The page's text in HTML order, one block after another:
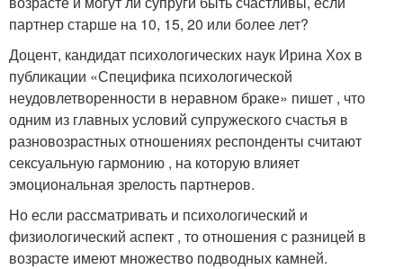
партнер старше на 10, 15, 20 или более лет?
Доцент, кандидат психологических наук Ирина Хох в
публикации «Специфика психологической
неудовлетворенности в неравном браке» пишет , что
одним из главных условий супружеского счастья в
разновозрастных отношениях респонденты считают
сексуальную гармонию , на которую влияет
эмоциональная зрелость партнеров.
Но если рассматривать и психологический и
физиологический аспект , то отношения с разницей в
возрасте имеют множество подводных камней.